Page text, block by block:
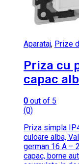
Aparataj, Prize
Priza cu
capac
0 out of 5
(0)
Priza simpla
culoare alba,
german 16 A –
capac, borne